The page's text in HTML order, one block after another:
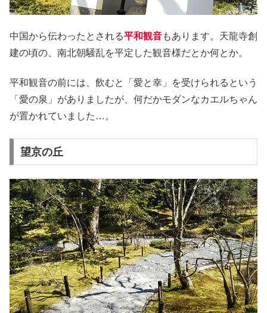
中国から伝わったとされる平和観音もあります。天龍寺創
建の頃の、南北朝騒乱を平定した観音様だとか何とか。
平和観音の前には、飲むと「愛と幸」を受けられるという
「愛の泉」がありましたが、何だかモダンなカエルちゃん
が置かれていました…。
望京の丘